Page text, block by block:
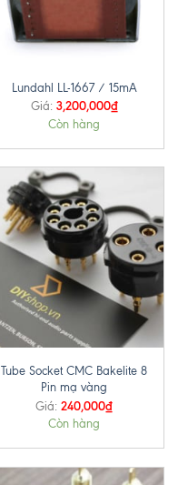
Lundahl LL-1667 / 15mA
Giá: 3,200,000₫
Còn hàng
Tube Socket CMC Bakelite 8
Pin mạ vàng
Giá: 240,000₫
Còn hàng